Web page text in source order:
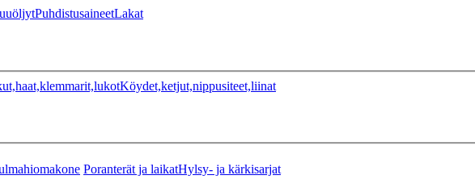
PuhdistusaineetLakat
Köydet,ketjut,nippusiteet,liinat
Poranterät ja laikatHylsy- ja kärkisarjat